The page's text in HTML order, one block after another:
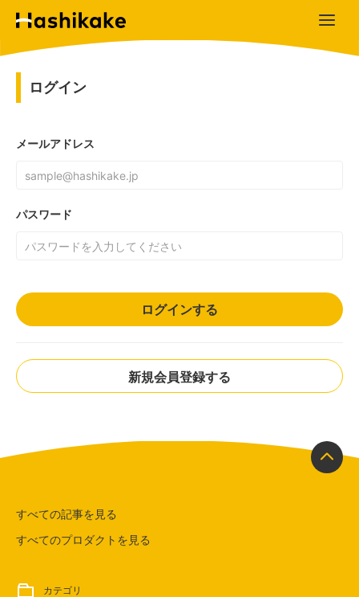
ログイン
メールアドレス
パスワード
新規会員登録する
すべての記事を見る
すべてのプロダクトを見る
カテゴリ